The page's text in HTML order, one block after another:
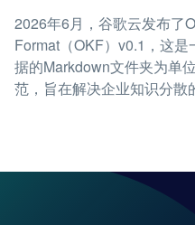
2026年6月，谷歌云发布了
Format（OKF）v0.1，这
据的Markdown文件夹为单
范，旨在解决企业知识分散